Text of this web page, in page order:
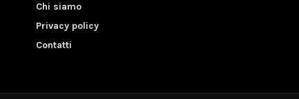
Chi siamo
Privacy policy
Contatti